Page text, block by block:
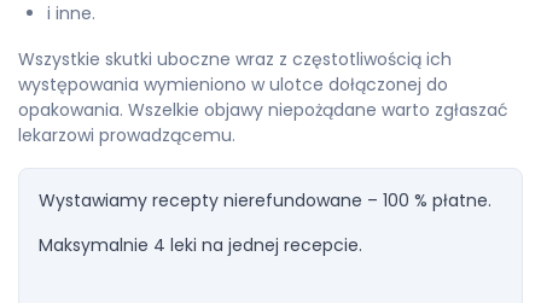
i inne.
Wszystkie skutki uboczne wraz z częstotliwością ich
występowania wymieniono w ulotce dołączonej do
opakowania. Wszelkie objawy niepożądane warto zgłaszać
lekarzowi prowadzącemu.
Wystawiamy recepty nierefundowane – 100 % płatne.
Maksymalnie 4 leki na jednej recepcie.